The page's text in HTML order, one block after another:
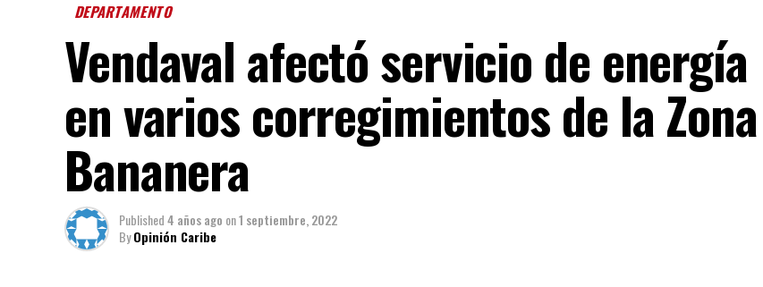
DEPARTAMENTO
Vendaval afectó servicio de energía
en varios corregimientos de la Zona
Bananera
Published4 años ago on1 septiembre, 2022
ByOpinión Caribe